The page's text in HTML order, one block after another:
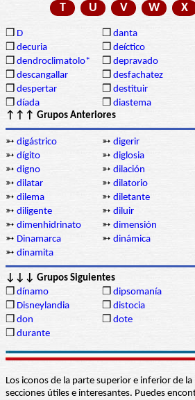
T
U V W X
❒ D ❒ danta
❒ decuria ❒ deíctico
❒ dendroclimatolo* ❒ depravado
❒ descangallar ❒ desfachatez
❒ despertar ❒ destituir
❒ díada ❒ diastema
↑↑↑ Grupos Anteriores
➳ digástrico ➳ digerir
➳ dígito ➳ diglosia
➳ digno ➳ dilación
➳ dilatar ➳ dilatorio
➳ dilema ➳ diletante
➳ diligente ➳ diluir
➳ dimenhidrinato ➳ dimensión
➳ Dinamarca ➳ dinámica
➳ dinamita
↓↓↓ Grupos Siguientes
❒ dínamo ❒ dipsomanía
❒ Disneylandia ❒ distocia
❒ don ❒ dote
❒ durante
Los iconos de la parte superior e inferior de
secciones útiles e interesantes. Puedes